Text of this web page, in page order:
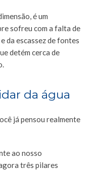
é um
sofreu com a falta de
da escassez de fontes
detém cerca de
da água
já pensou realmente
ao nosso
três pilares